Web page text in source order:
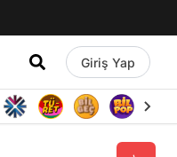
Giriş Yap